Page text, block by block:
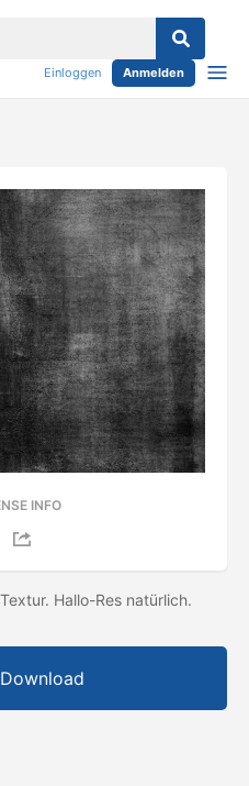
Einloggen Anmelden
INFO
Hallo-Res natürlich.